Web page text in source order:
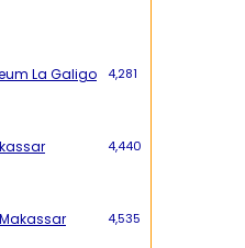
La Galigo 4,281
4,440
4,535